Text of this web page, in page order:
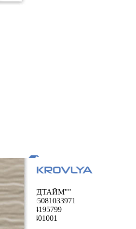
ООО "ФУДТАЙМ""
ОГРН 1195081033971
ИНН 5024195799
КПП 502401001